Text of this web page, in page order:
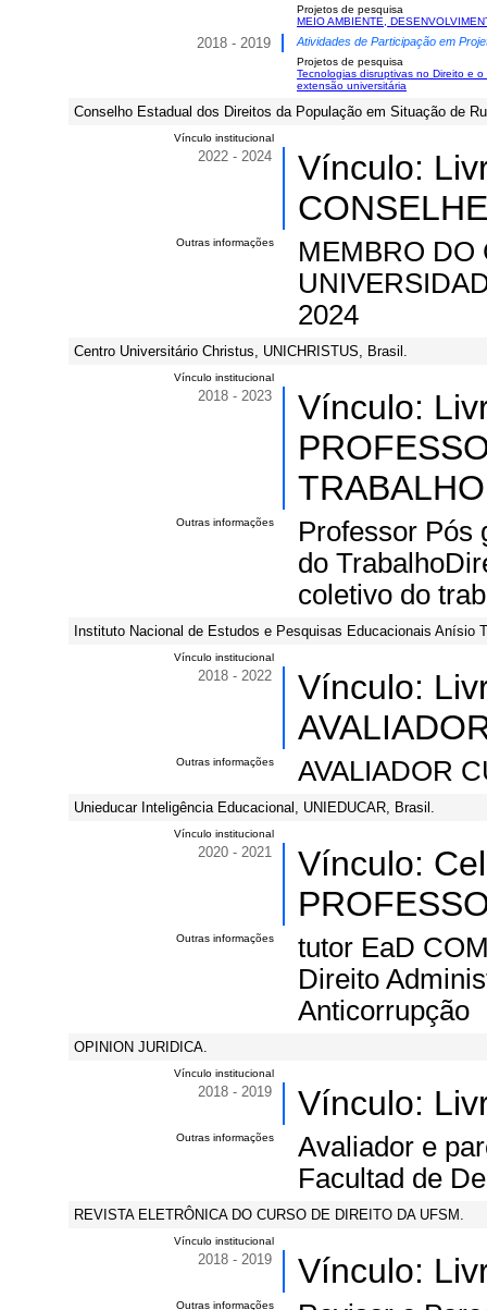
Projetos de pesquisa
MEIO AMBIENTE,
2018 - 2019 Atividades de Participação em
Projetos de pesquisa
Tecnologias disruptivas no Direito e
extensão universitária
Conselho Estadual dos Direitos da População em Situação de
Vínculo institucional
2022 - 2024
Vínculo:
Outras informações
MEMBRO DO
2024
Centro Universitário Christus, UNICHRISTUS, Brasil.
Vínculo institucional
2018 - 2023
Vínculo:
TRABALHO
Outras informações
Professor Pós
do
coletivo do
Instituto Nacional de Estudos e Pesquisas Educacionais Anísio
Vínculo institucional
2018 - 2022
Vínculo:
Outras informações AVALIADOR
Unieducar Inteligência Educacional, UNIEDUCAR, Brasil.
Vínculo institucional
2020 - 2021
Vínculo:
Outras informações
tutor EaD
Direito
Anticorrupção
OPINION JURIDICA.
Vínculo institucional
2018 - 2019 Vínculo:
Outras informações
Avaliador e
Facultad de
REVISTA ELETRÔNICA DO CURSO DE DIREITO DA UFSM.
Vínculo institucional
2018 - 2019 Vínculo:
Outras informações